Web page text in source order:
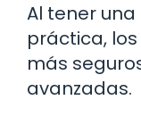
Al tener
práctica,
más
avanzadas.